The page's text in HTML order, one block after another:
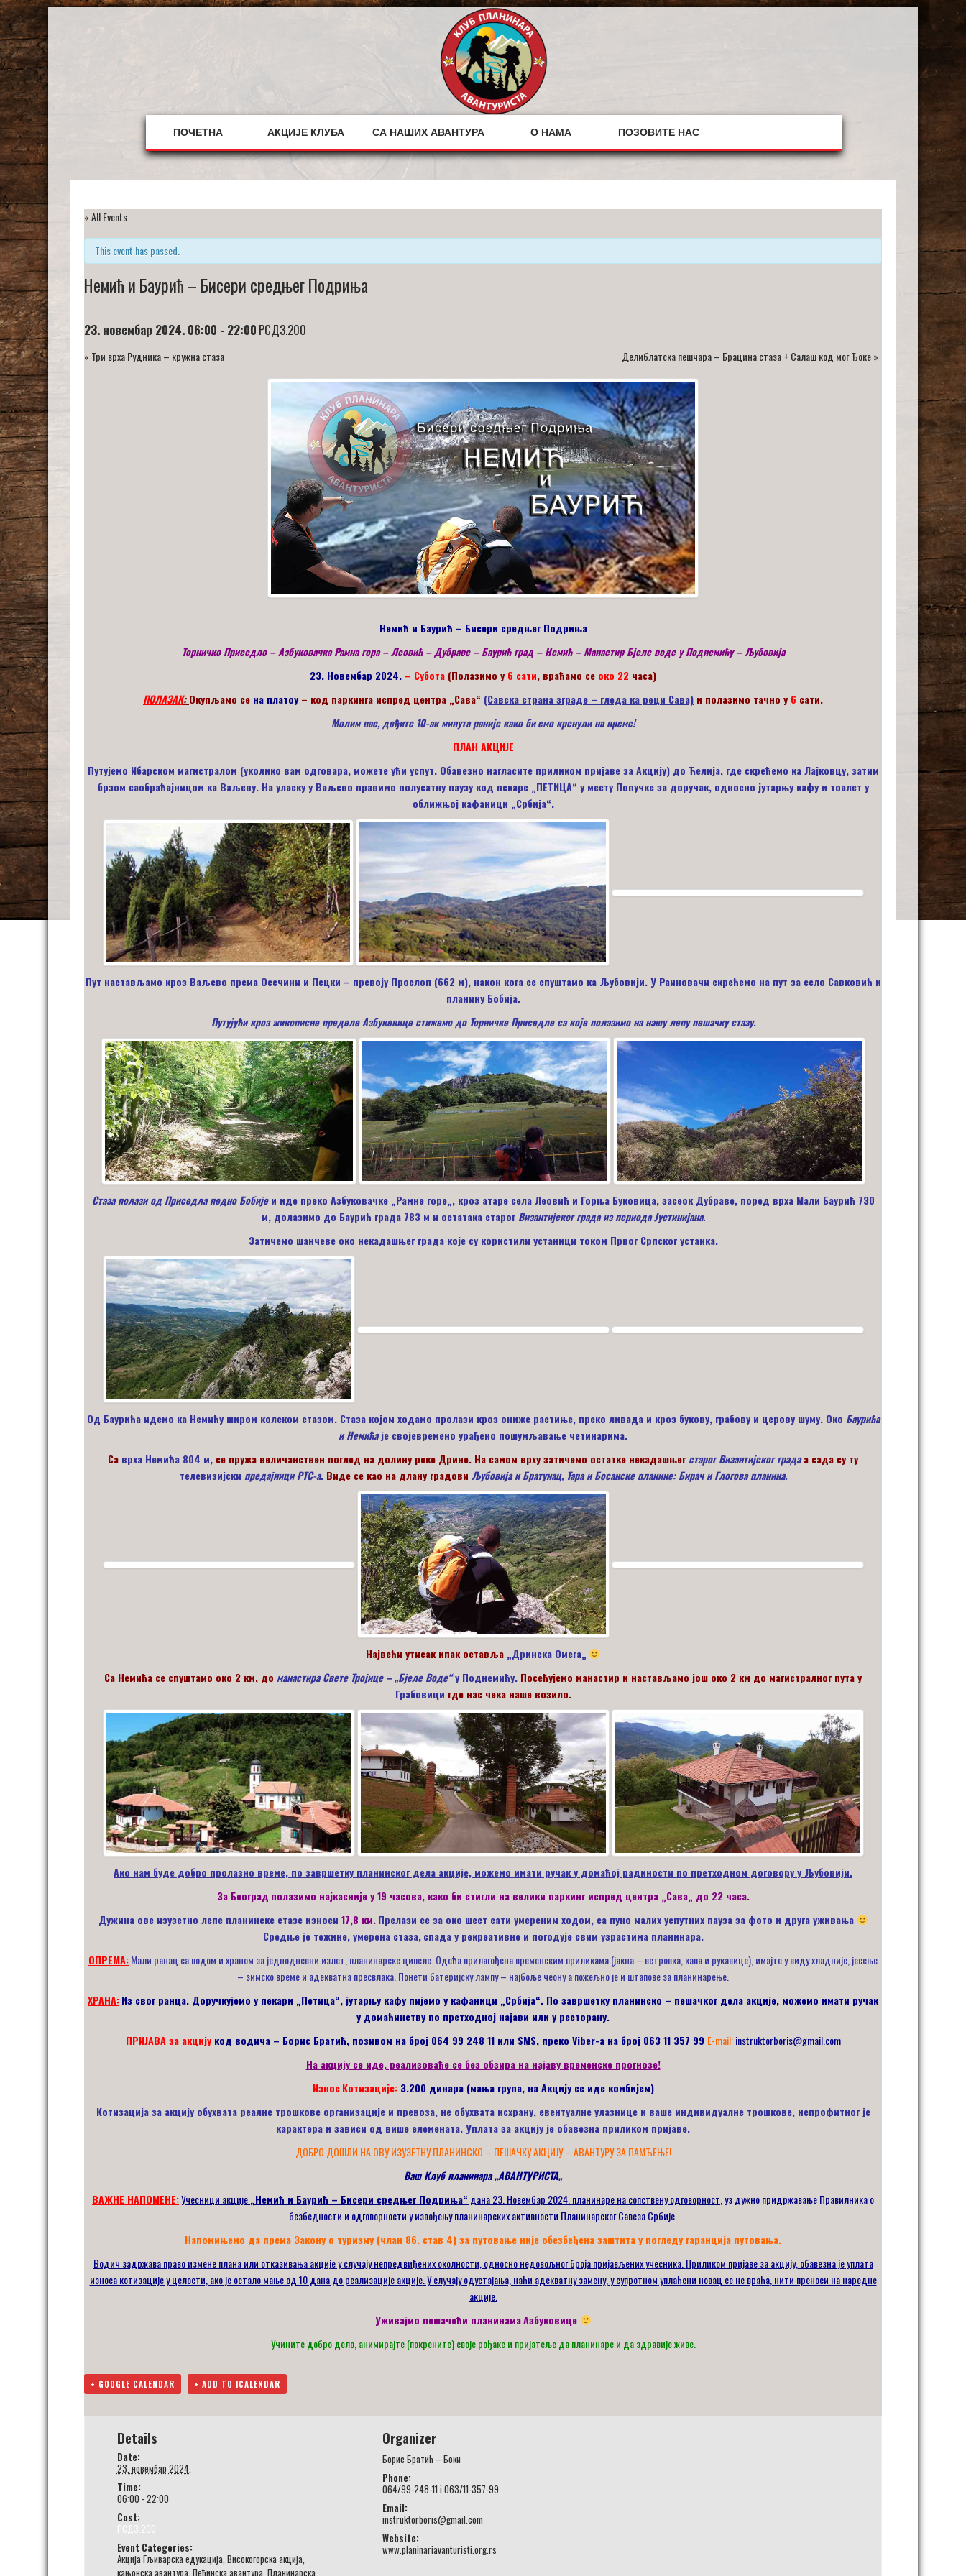
Skip
to
content
ПОЧЕТНА АКЦИЈЕ КЛУБА СА НАШИХ АВАНТУРА О НАМА ПОЗОВИТЕ НАС
« All Events
This event has passed.
Немић и Баурић – Бисери средњег Подриња
23. новембар 2024. 06:00 - 22:00 РСД3.200
« Три врха Рудника – кружна стаза Делиблатска пешчара – Брацина стаза + Салаш код мог Ђоке»
Немић и Баурић – Бисери средњег Подриња
Торничко Приседло – Азбуковачка Рамна гора – Леовић – Дубраве – Баурић град – Немић – Манастир Бјеле воде у Поднемићу – Љубовија
23. Новембар 2024. – Субота (Полазимо у 6 сати, враћамо се око 22 часа)
ПОЛАЗАК: Окупљамо се на платоу – код паркинга испред центра „Сава“ (Савска страна зграде – гледа ка реци Сава) и полазимо тачно у 6 сати.
Молим вас, дођите 10-ак минута раније како би смо кренули на време!
ПЛАН АКЦИЈЕ
Путујемо Ибарском магистралом (уколико вам одговара, можете ући успут. Обавезно нагласите приликом пријаве за Акцију)до Ћелија, где скрећемо ка Лајковцу, затим
брзом саобраћајницом ка Ваљеву. На уласку у Ваљево правимо полусатну паузу код пекаре „ПЕТИЦА“ у месту Попучке за доручак, односно јутарњу кафу и тоалет у
оближњој кафаници „Србија“.
Пут настављамо кроз Ваљево према Осечини и Пецки – превоју Прослоп (662 м), након кога се спуштамо ка Љубовији. У Раиновачи скрећемо на пут за село Савковић и
планинуБобија.
Путујући кроз живописне пределе Азбуковице стижемо до Торничке Приседле са које полазимо на нашу лепу пешачку стазу.
Стаза полази од Приседла подно Бобијеи иде преко Азбуковачке „Рамне горе„, кроз атаре села Леовић и Горња Буковица, засеок Дубраве, поред врха Мали Баурић 730
м, долазимо до Баурић града 783 м и остатака старог Византијског града из периода Јустинијана.
Затичемо шанчеве око некадашњег града које су користили устаници током Првог Српског устанка.
Од Баурића идемо ка Немићу широм колском стазом. Стаза којом ходамо пролази кроз ониже растиње, преко ливада и кроз букову, грабову и церову шуму. Око Баурића
и Немићаје својевремено урађено пошумљавање четинарима.
Са врха Немића 804 м, се пружа величанствен поглед на долину реке Дрине. На самом врху затичемо остатке некадашњег старог Византијског града а сада су ту
телевизијски предајници РТС-а.Виде се као на длану градови Љубовија и Братунац, Тара и Босанске планине: Бирач и Глогова планина.
Највећи утисак ипак оставља „Дринска Омега„
Са Немића се спуштамо око 2 км, до манастира Свете Тројице – „Бјеле Воде“у Поднемићу. Посећујемо манастир и настављамо још око 2 км до магистралног пута у
Грабовици где нас чека наше возило.
Ако нам буде добро пролазно време, по завршетку планинског дела акције, можемо имати ручак у домаћој радиности по претходном договору у Љубовији.
За Београд полазимо најкасније у 19 часова, како би стигли на велики паркинг испред центра „Сава„ до 22часа.
Дужина ове изузетно лепе планинске стазе износи 17,8 км. Прелази се за око шест сати умереним ходом,са пуно малихуспутнихпауза за фото и друга уживања
Средње је тежине, умерена стаза, спада у рекреативне и погодује свим узрастима планинара.
ОПРЕМА:Мали ранац са водом и храном за једнодневни излет, планинарске ципеле. Одећа прилагођена временским приликама (јакна – ветровка, капа и рукавице), имајте у виду хладније, јесење
– зимско време и адекватна пресвлака. Понети батеријску лампу – најбоље чеону а пожељно је и штапове за планинарење.
ХРАНА:Из свог ранца. Доручкујемо у пекари „Петица“, јутарњу кафу пијемо у кафаници „Србија“. По завршетку планинско – пешачког дела акције, можемо имати ручак
у домаћинству по претходној најави или у ресторану.
ПРИЈАВАза акцијукод водича – Борис Братић, позивом на број 064 99 248 11или SMS, преко Viber-a на број 063 11 357 99 E-mail: instruktorboris@gmail.com
На акцију се иде, реализоваће се без обзира на најаву временске прогнозе!
Износ Котизације: 3.200 динара (мања група, на Акцију се иде комбијем)
Котизација за акцију обухвата реалне трошкове организације и превоза, не обухвата исхрану, евентуалне улазнице и ваше индивидуалне трошкове, непрофитног је
карактера и зависи од више елемената. Уплата за акцију је обавезна приликом пријаве.
ДОБРО ДОШЛИ НА ОВУ ИЗУЗЕТНУ ПЛАНИНСКО – ПЕШАЧКУ АКЦИЈУ – АВАНТУРУ ЗА ПАМЋЕЊЕ!
Ваш Клуб планинара„АВАНТУРИСТА„
ВАЖНЕ НАПОМЕНЕ:Учесници акције„Немић и Баурић – Бисери средњег Подриња“ дана 23. Новембар 2024. планинаре на сопствену одговорност , уз дужно придржавање Правилника о
безбедности и одговорности у извођењу планинарских активности Планинарског Савеза Србије.
Напомињемо да према Закону о туризму (члан 86. став 4) за путовање није обезбеђена заштита у погледу гаранција путовања.
Водич задржава право измене плана или отказивања акције у случају непредвиђених околности , односно недовољног броја пријављених учесника. Приликом пријавеза акцију, обавезна јеуплата
износа котизације у целости, ако је остало мање од 10 дана до реализације акције. У случају одустајања, наћи адекватнузамену, у супротномуплаћени новац се не враћа, нити преноси на наредне
акције.
Уживајмо пешачећи планинамаАзбуковице
Учините добро дело, анимирајте (покрените) своје рођаке и пријатеље да планинаре и да здравије живе.
+ GOOGLE CALENDAR + ADD TO ICALENDAR
Details
Date:
23. новембар 2024.
Time:
06:00 - 22:00
Cost:
РСД3.200
Event Categories:
Акција Гљиварска едукација Високогорска акција
кањонска авантура Пећинска авантура Планинарска
Organizer
Борис Братић – Боки
Phone:
064/99-248-11 i 063/11-357-99
Email:
instruktorboris@gmail.com
Website:
www.planinariavanturisti.org.rs